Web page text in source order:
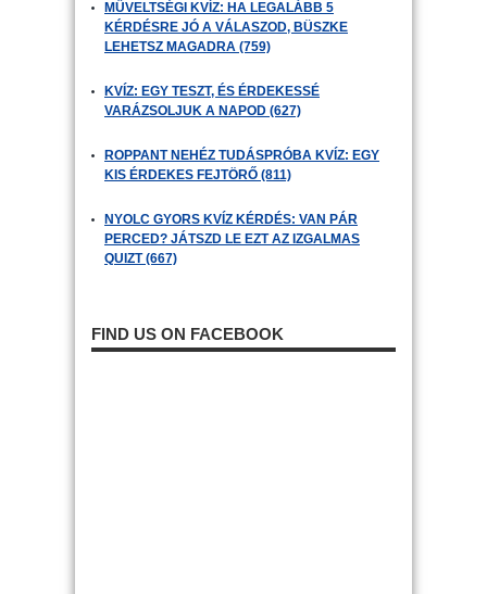
MŰVELTSÉGI KVÍZ: HA LEGALÁBB 5
KÉRDÉSRE JÓ A VÁLASZOD, BÜSZKE
LEHETSZ MAGADRA (759)
KVÍZ: EGY TESZT, ÉS ÉRDEKESSÉ
VARÁZSOLJUK A NAPOD (627)
ROPPANT NEHÉZ TUDÁSPRÓBA KVÍZ: EGY
KIS ÉRDEKES FEJTÖRŐ (811)
NYOLC GYORS KVÍZ KÉRDÉS: VAN PÁR
PERCED? JÁTSZD LE EZT AZ IZGALMAS
QUIZT (667)
FIND US ON FACEBOOK